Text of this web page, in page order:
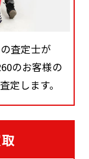
査定士が
のお客様の
定します。